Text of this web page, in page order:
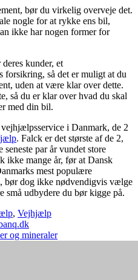
bør du virkelig overveje det.
nogle for at rykke ens bil,
ikke har nogen former for
kunder, et
forsikring, så det er muligt at du
uden at være klar over dette.
så du er klar over hvad du skal
med din bil.
i Danmark, de 2
. Falck er det største af de 2,
par år vundet store
ikke mange år, før at Dansk
mest populære
bør dog ikke nødvendigvis vælge
små udbydere du bør kigge på.
, Vejhjælp
og mineraler